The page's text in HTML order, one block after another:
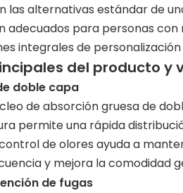
las alternativas estándar de
adecuados para personas
integrales de
del producto y
doble capa
de absorción gruesa de
permite una rápida
de olores ayuda a
y mejora la comodidad
de fugas